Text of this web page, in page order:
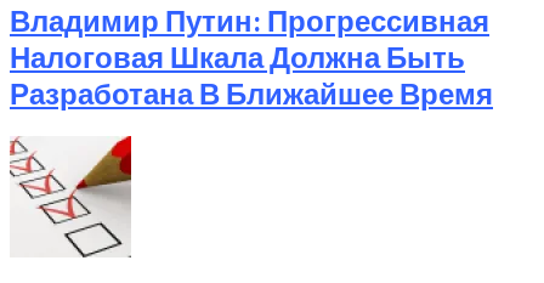
Владимир Путин: Прогрессивная
Налоговая Шкала Должна Быть
Разработана В Ближайшее Время